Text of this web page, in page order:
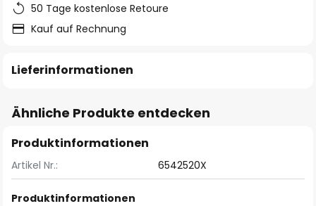
50 Tage kostenlose Retoure
Kauf auf Rechnung
Lieferinformationen
Ähnliche Produkte entdecken
Produktinformationen
Artikel Nr.: 6542520X
Produktinformationen